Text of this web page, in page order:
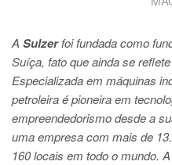
A Sulzerfoi fundada como
Suíça, fato que ainda se
Especializada em máquinas
petroleira é pioneira em
empreendedorismo desde a
uma empresa com mais de
160 locais em todo o mundo.